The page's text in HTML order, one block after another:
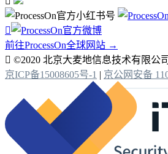

前往ProcessOn全球网站 →
 ©2020 北京大麦地信息技术有限公司
京ICP备15008605号-1 | 京公网安备